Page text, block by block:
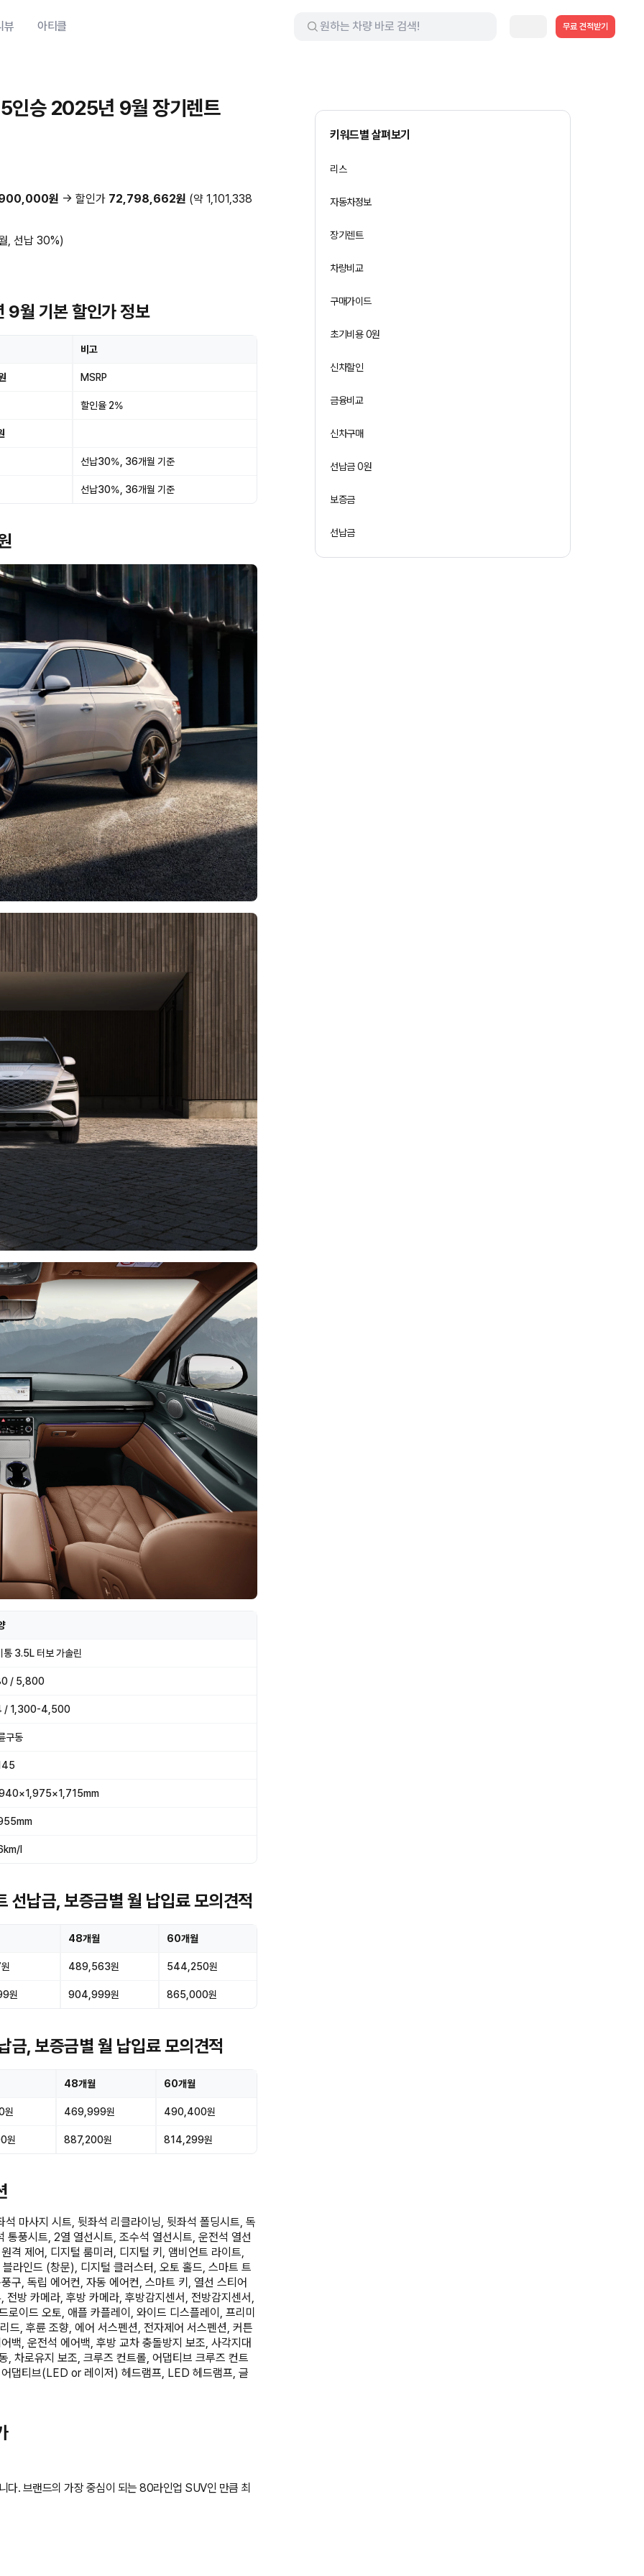
뷰 아티클 무료 견적받기
승 2025년 9월 장기렌트
원 → 할인가 72,798,662원 (약 1,101,338
, 선납 30%)
월 기본 할인가 정보
비고
MSRP
할인율 2%
선납30%, 36개월 기준
선납30%, 36개월 기준
통 3.5L 터보 가솔린
/ 5,800
/ 1,300-4,500
구동
l
납금, 보증금별 월 납입료 모의견적
48개월 60개월
489,563원 544,250원
원 904,999원 865,000원
, 보증금별 월 납입료 모의견적
48개월 60개월
원 469,999원 490,400원
원 887,200원 814,299원
마사지 시트, 뒷좌석 리클라이닝, 뒷좌석 폴딩시트, 독
풍시트, 2열 열선시트, 조수석 열선시트, 운전석 열선
격 제어, 디지털 룸미러, 디지털 키, 앰비언트 라이트,
라인드 (창문), 디지털 클러스터, 오토 홀드, 스마트 트
구, 독립 에어컨, 자동 에어컨, 스마트 키, 열선 스티어
방 카메라, 후방 카메라, 후방감지센서, 전방감지센서,
이드 오토, 애플 카플레이, 와이드 디스플레이, 프리미
, 후륜 조향, 에어 서스펜션, 전자제어 서스펜션, 커튼
백, 운전석 에어백, 후방 교차 충돌방지 보조, 사각지대
, 차로유지 보조, 크루즈 컨트롤, 어댑티브 크루즈 컨트
댑티브(LED or 레이저) 헤드램프, LED 헤드램프, 글
. 브랜드의 가장 중심이 되는 80라인업 SUV인 만큼 최
키워드별 살펴보기
리스
자동차정보
장기렌트
차량비교
구매가이드
초기비용 0원
신차할인
금융비교
신차구매
선납금 0원
보증금
선납금